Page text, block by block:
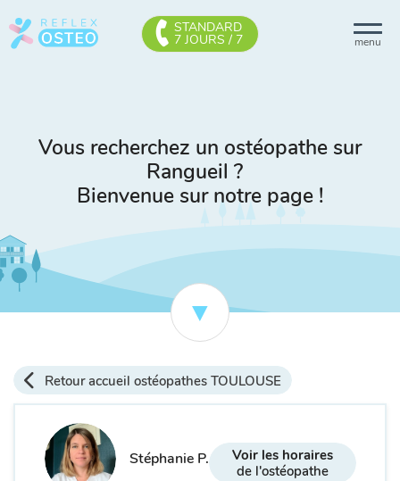
menu
STANDARD
7 JOURS / 7
Vous recherchez un ostéopathe sur
Rangueil ?
Bienvenue sur notre page !
Retour accueil ostéopathes TOULOUSE
Stéphanie P.
Voir les horaires
de l'ostéopathe